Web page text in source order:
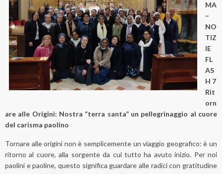
MA
–
NO
TIZ
IE
FL
AS
H 7
Rit
orn
are alle Origini: Nostra “terra santa” un pellegrinaggio al cuore
del carisma paolino
Tornare alle origini non è semplicemente un viaggio geografico: è un
ritorno al cuore, alla sorgente da cui tutto ha avuto inizio. Per noi
paolini e paoline, questo significa guardare alle radici con gratitudine